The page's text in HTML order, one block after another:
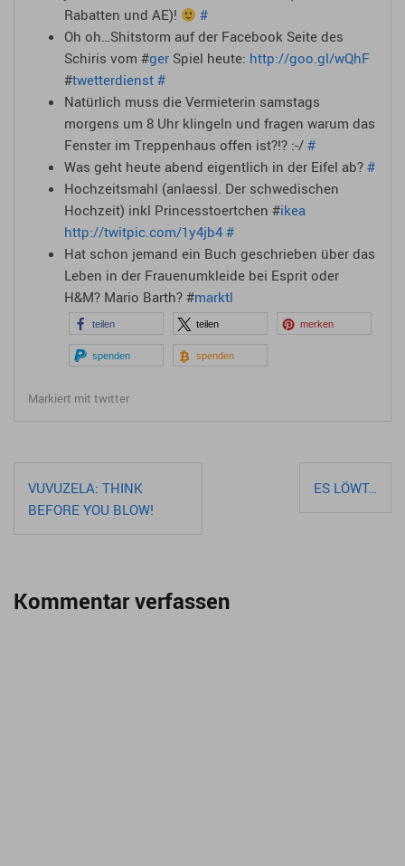
Rabatten und AE)!
#
Oh oh…Shitstorm auf der Facebook Seite des
Schiris vom #ger Spiel heute: http://goo.gl/wQhF
#twetterdienst #
Natürlich muss die Vermieterin samstags
morgens um 8 Uhr klingeln und fragen warum das
Fenster im Treppenhaus offen ist?!? :-/ #
Was geht heute abend eigentlich in der Eifel ab? #
Hochzeitsmahl (anlaessl. Der schwedischen
Hochzeit) inkl Princesstoertchen #ikea
http://twitpic.com/1y4jb4 #
Hat schon jemand ein Buch geschrieben über das
Leben in der Frauenumkleide bei Esprit oder
H&M? Mario Barth? #marktl
teilen teilen merken
spenden spenden
Markiert mit twitter
Beitragsnavigation
VUVUZELA: THINK
BEFORE YOU BLOW!
ES LÖWT…
Kommentar verfassen